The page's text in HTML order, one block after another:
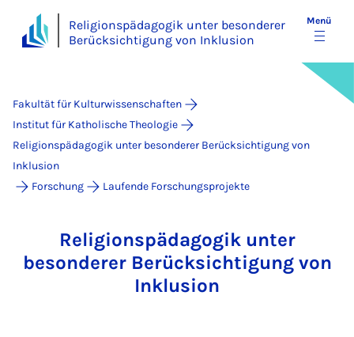
Religionspädagogik unter besonderer
Berücksichtigung von Inklusion
Menü
Fakultät für Kulturwissenschaften
Institut für Katholische Theologie
Religionspädagogik unter besonderer Berücksichtigung von
Inklusion
Forschung
Laufende Forschungsprojekte
Religionspädagogik unter
besonderer Berücksichtigung von
Inklusion